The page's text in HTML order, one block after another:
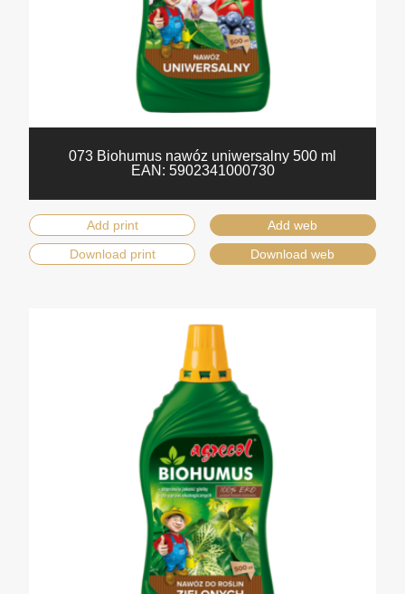
073 Biohumus nawóz uniwersalny 500 ml
EAN: 5902341000730
Add print
Add web
Download print
Download web